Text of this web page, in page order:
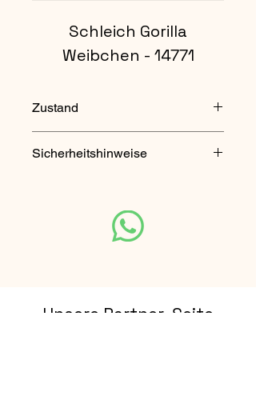
Schleich Gorilla
Weibchen - 14771
Zustand
Sicherheitshinweise
Unsere Partner-Seite